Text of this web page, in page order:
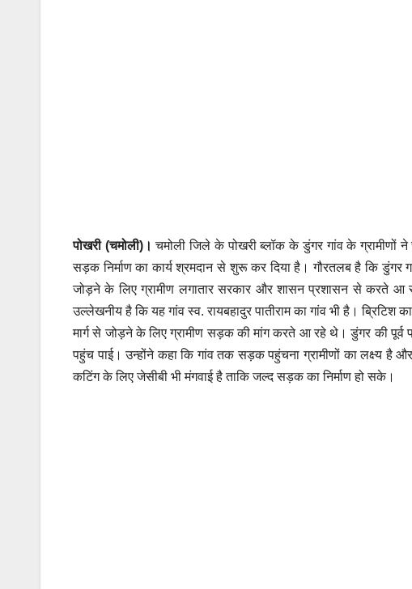
पोखरी (चमोली)। चमोली जिले के पोखरी ब्लॉक के डुंगर गांव के ग्रामीणों
सड़क निर्माण का कार्य श्रमदान से शुरू कर दिया है। गौरतलब है कि डुंगर
जोड़ने के लिए ग्रामीण लगातार सरकार और शासन प्रशासन से करते आ
उल्लेखनीय है कि यह गांव स्व. रायबहादुर पातीराम का गांव भी है। ब्रिटिश
मार्ग से जोड़ने के लिए ग्रामीण सड़क की मांग करते आ रहे थे। डुंगर की पूर्व
पहुंच पाई। उन्होंने कहा कि गांव तक सड़क पहुंचना ग्रामीणों का लक्ष्य
कटिंग के लिए जेसीबी भी मंगवाई है ताकि जल्द सड़क का निर्माण हो सके।